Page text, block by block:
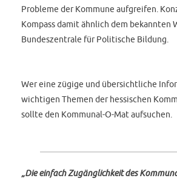
Probleme der Kommune aufgreifen.
Kompass damit ähnlich dem bekannten
Bundeszentrale für Politische Bildung.
Wer eine zügige und übersichtliche
wichtigen Themen der hessischen
sollte den Kommunal-O-Mat aufsuchen.
„Die einfach Zugänglichkeit des